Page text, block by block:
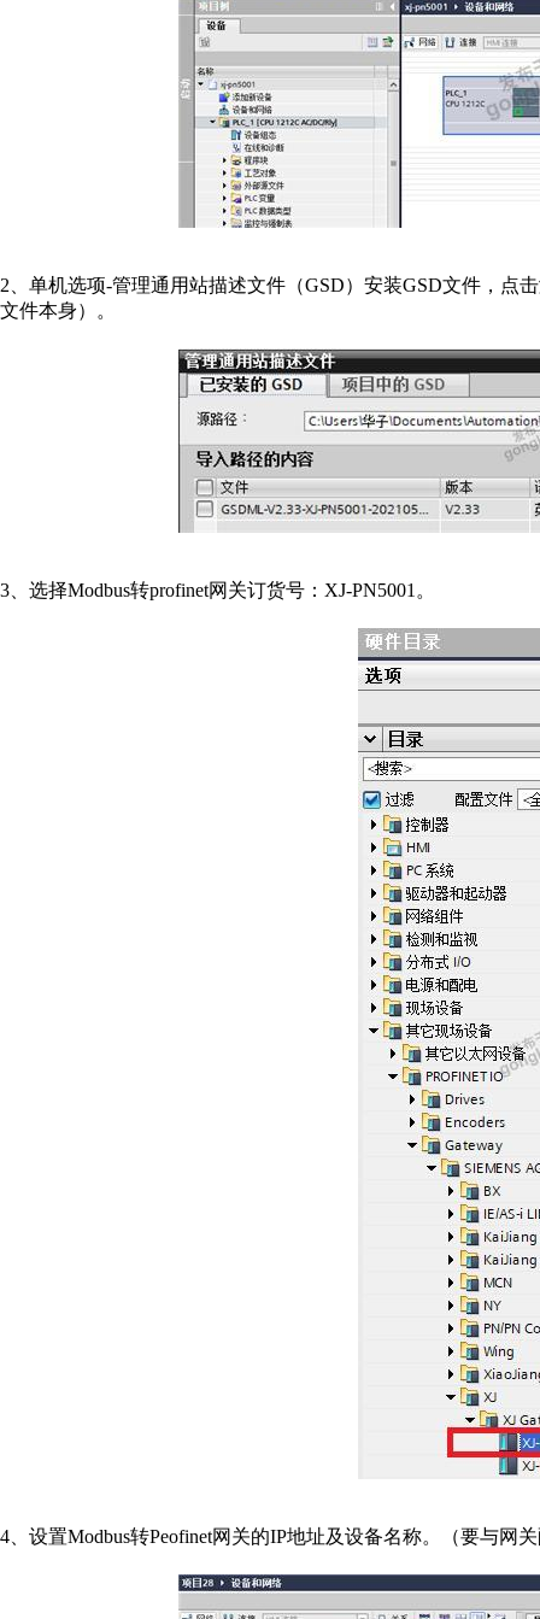
2、单机选项-管理通用站描述文件（GSD）安装GSD文件，点
文件本身）。
3、选择Modbus转profinet网关订货号：XJ-PN5001。
4、设置Modbus转Peofinet网关的IP地址及设备名称。（要与网